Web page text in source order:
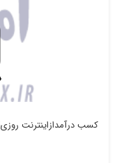
کسب درآمدازاینترنت روزی1/5میلیون تومان تضمینی وتست شده